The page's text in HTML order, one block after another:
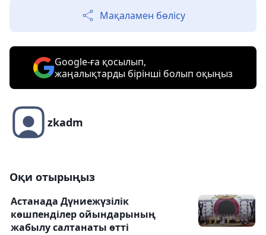
Мақаламен бөлісу
Google-ға қосылып,
жаңалықтарды бірінші болып оқыңыз
zkadm
Оқи отырыңыз
Астанада Дүниежүзілік
көшпенділер ойындарының
жабылу салтанаты өтті